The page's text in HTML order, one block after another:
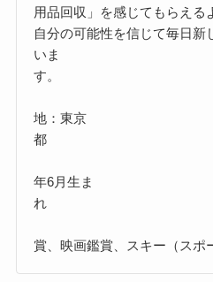
用品回収」を感じてもらえる
自分の可能性を信じて毎日新
いま
す
●
地：東京
●年齢
年6月生ま
●趣味：掃
賞、映画鑑賞、スキー（スポ